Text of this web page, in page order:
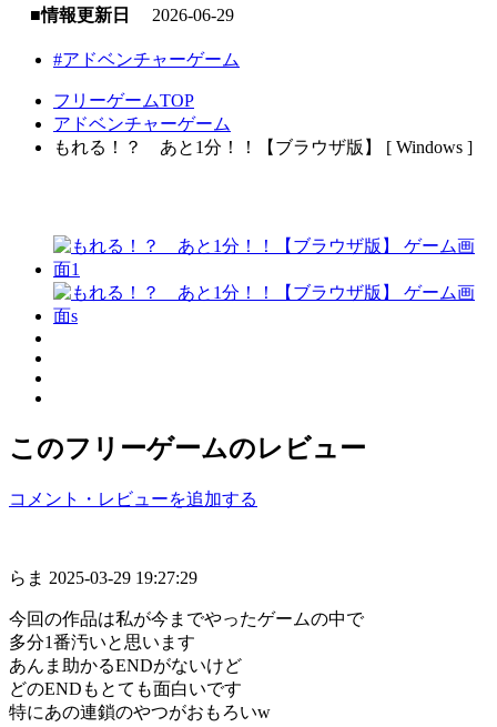
■情報更新日
2026-06-29
#アドベンチャーゲーム
フリーゲームTOP
アドベンチャーゲーム
もれる！？ あと1分！！【ブラウザ版】 [ Windows ]
このフリーゲームのレビュー
コメント・レビューを追加する
らま 2025-03-29 19:27:29
今回の作品は私が今までやったゲームの中で
多分1番汚いと思います
あんま助かるENDがないけど
どのENDもとても面白いです
特にあの連鎖のやつがおもろいw